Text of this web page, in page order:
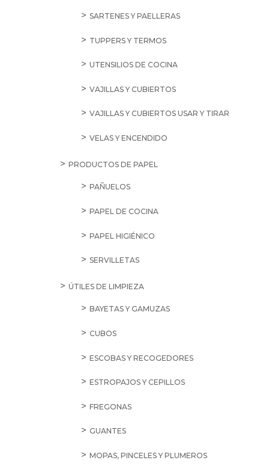
SARTENES Y PAELLERAS
TUPPERS Y TERMOS
UTENSILIOS DE COCINA
VAJILLAS Y CUBIERTOS
VAJILLAS Y CUBIERTOS USAR Y TIRAR
VELAS Y ENCENDIDO
PRODUCTOS DE PAPEL
PAÑUELOS
PAPEL DE COCINA
PAPEL HIGIÉNICO
SERVILLETAS
ÚTILES DE LIMPIEZA
BAYETAS Y GAMUZAS
CUBOS
ESCOBAS Y RECOGEDORES
ESTROPAJOS Y CEPILLOS
FREGONAS
GUANTES
MOPAS, PINCELES Y PLUMEROS